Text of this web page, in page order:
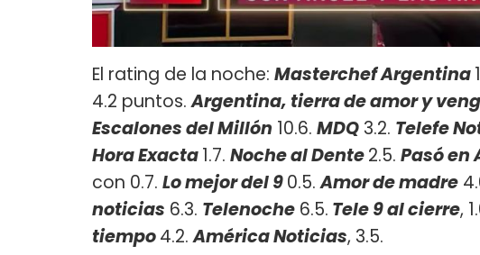
El rating de la noche: Masterchef Argentina
4.2 puntos.Argentina, tierra de amor y
Escalones del Millón 10.6. MDQ 3.2. Telefe
Hora Exacta1.7. Noche al Dente2.5. Pasó en
con 0.7. Lo mejor del 90.5.Amor de madre
noticias 6.3. Telenoche 6.5. Tele 9 al cierre,
tiempo4.2.América Noticias, 3.5.